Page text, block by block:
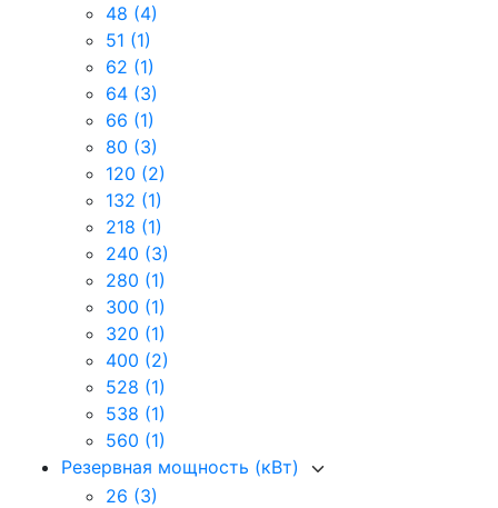
48 (4)
51 (1)
62 (1)
64 (3)
66 (1)
80 (3)
120 (2)
132 (1)
218 (1)
240 (3)
280 (1)
300 (1)
320 (1)
400 (2)
528 (1)
538 (1)
560 (1)
Резервная мощность (кВт)
26 (3)